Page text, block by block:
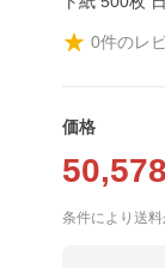
0件のレ
価格
50,578
条件により送料